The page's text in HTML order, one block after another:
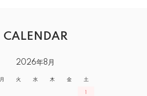
CALENDAR
2026年8月
月 火 水 木 金 土
1